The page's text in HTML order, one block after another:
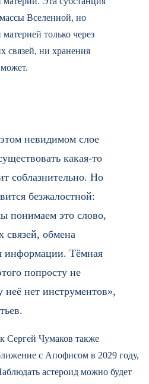
массы Вселенной, но
только через
связей, ни хранения
невидимом слое
какая-то
соблазнительно. Но
безжалостной:
понимаем это слово,
связей, обмена
информации. Тёмная
попросту не
нет инструментов»,
Сергей Чумаков также
с Апофисом в 2029 году,
астероид можно будет